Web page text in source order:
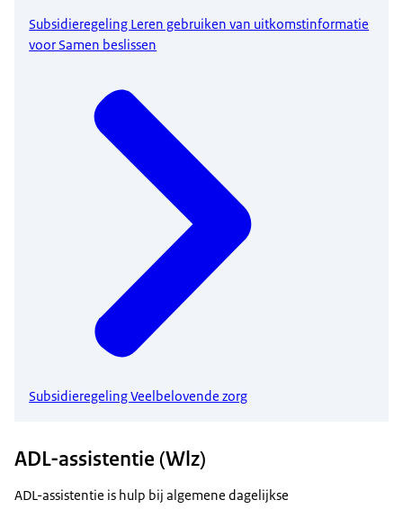
Subsidieregeling Leren gebruiken van uitkomstinformatie
voor Samen beslissen
Subsidieregeling Veelbelovende zorg
ADL-assistentie (Wlz)
ADL-assistentie is hulp bij algemene dagelijkse